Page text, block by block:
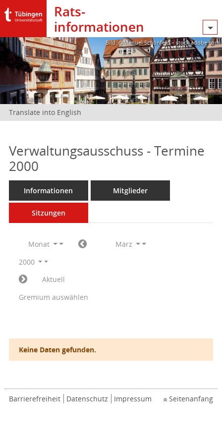
Rats­
informationen
Bild: @Manuel Schönfeld – stock.adobe.com
Translate into English
Verwaltungsausschuss - Termine
2000
Informationen Mitglieder
Sitzungen
Monat
März
2000
Aktuell
Gremium auswählen
Keine Daten gefunden.
Barrierefreiheit Datenschutz Impressum Seitenanfang